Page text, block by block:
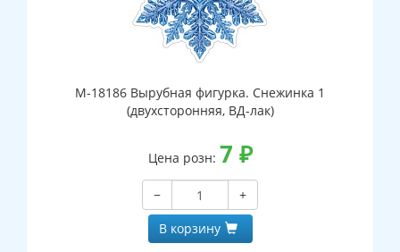
М-18186 Вырубная фигурка. Снежинка 1
(двухсторонняя, ВД-лак)
Цена розн: 7 ₽
−
+
В корзину